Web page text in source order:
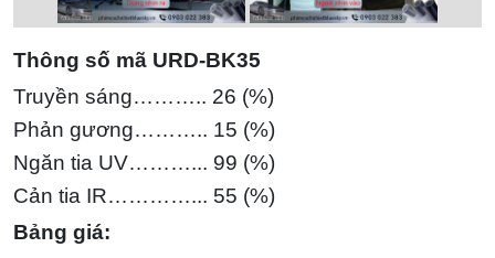
Thông số mã URD-BK35
Truyền sáng……….. 26 (%)
Phản gương……….. 15 (%)
Ngăn tia UV………... 99 (%)
Cản tia IR…………... 55 (%)
Bảng giá: